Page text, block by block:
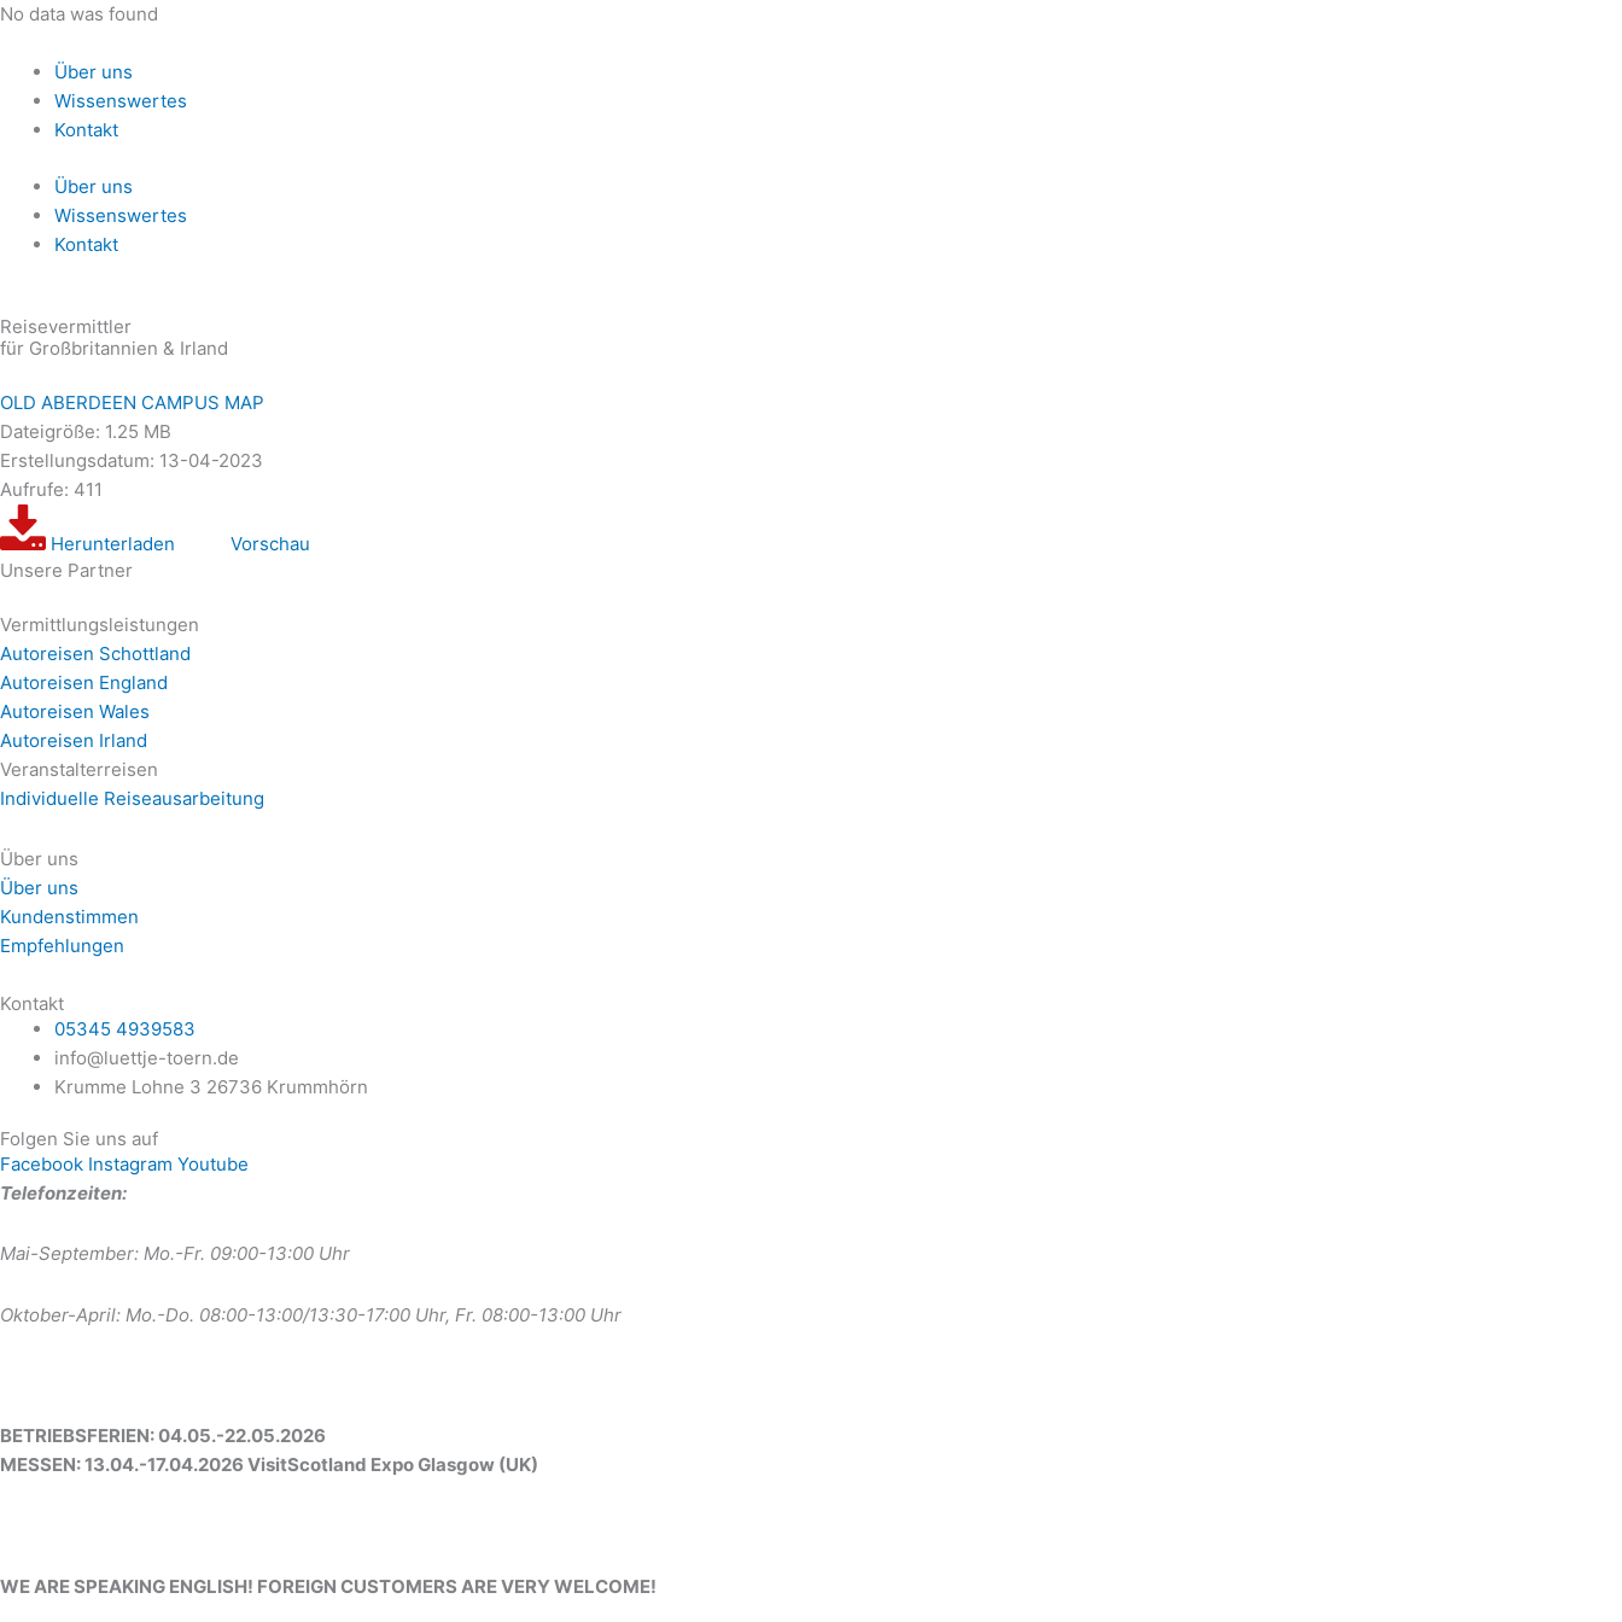
Zum
springen
No data was found
Über uns
Wissenswertes
Kontakt
Über uns
Wissenswertes
Kontakt
Reisevermittler
für Großbritannien & Irland
OLD ABERDEEN CAMPUS MAP
Dateigröße: 1.25 MB
Erstellungsdatum: 13-04-2023
Aufrufe: 411
Herunterladen
Vorschau
Unsere Partner
Vermittlungsleistungen
Autoreisen Schottland
Autoreisen England
Autoreisen Wales
Autoreisen Irland
Veranstalterreisen
Individuelle Reiseausarbeitung
Über uns
Über uns
Kundenstimmen
Empfehlungen
Kontakt
05345 4939583
info@luettje-toern.de
Krumme Lohne 3 26736 Krummhörn
Folgen Sie uns auf
Facebook Instagram Youtube
Telefonzeiten:
Mai-September: Mo.-Fr. 09:00-13:00 Uhr
Oktober-April: Mo.-Do. 08:00-13:00/13:30-17:00 Uhr, Fr. 08:00-13:00 Uhr
BETRIEBSFERIEN: 04.05.-22.05.2026
MESSEN: 13.04.-17.04.2026 VisitScotland Expo Glasgow (UK)
WE ARE SPEAKING ENGLISH! FOREIGN CUSTOMERS ARE VERY WELCOME!